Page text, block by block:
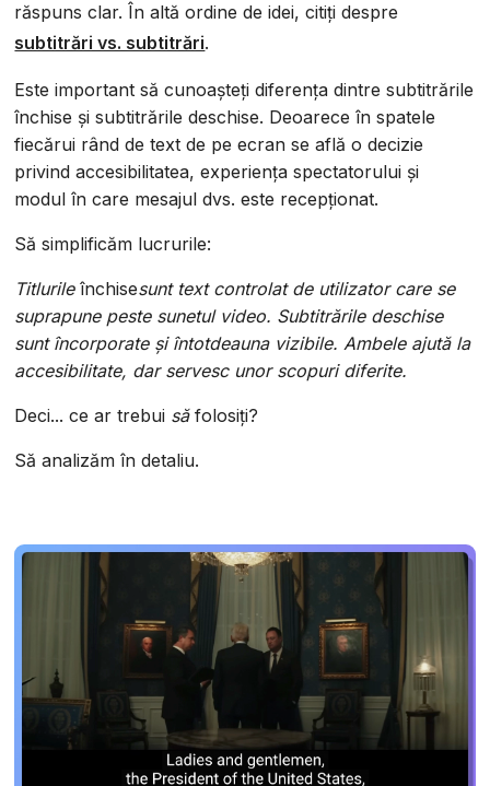
răspuns clar. În altă ordine de idei, citiți despre
subtitrări vs. subtitrări.
Este important să cunoașteți diferența dintre subtitrările
închise și subtitrările deschise. Deoarece în spatele
fiecărui rând de text de pe ecran se află o decizie
privind accesibilitatea, experiența spectatorului și
modul în care mesajul dvs. este recepționat.
Să simplificăm lucrurile:
‍Titlurileînchisesunt text controlat de utilizator care se
suprapune peste sunetul video. Subtitrările deschise
sunt încorporate și întotdeauna vizibile. Ambele ajută la
accesibilitate, dar servesc unor scopuri diferite.
Deci... ce ar trebui săfolosiți?
Să analizăm în detaliu.